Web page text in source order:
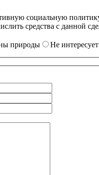
социальную
средства с данной
природы Не интересует